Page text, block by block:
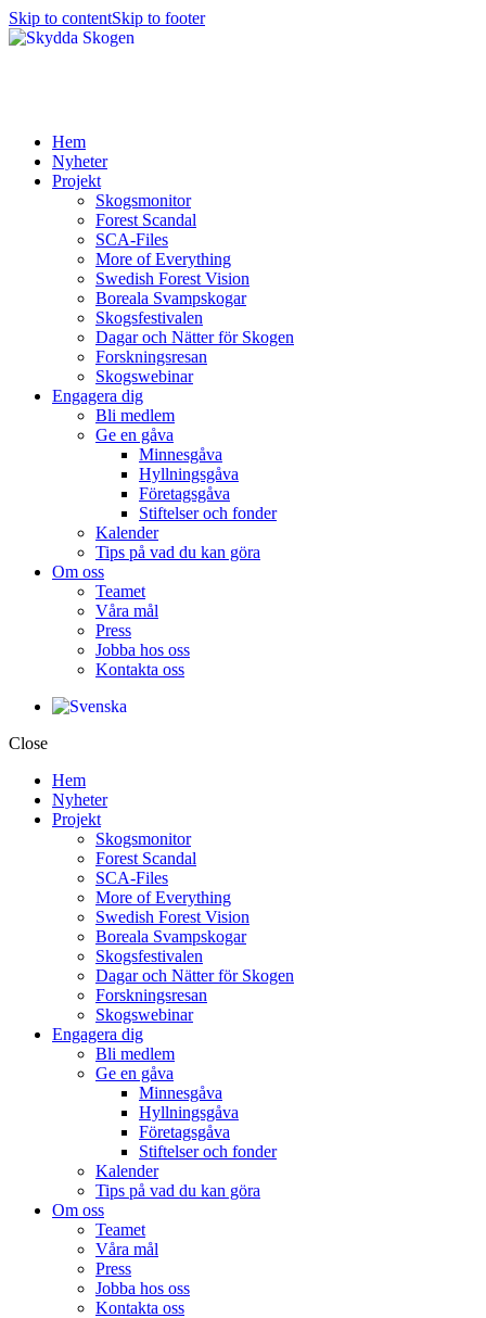
Skip to contentSkip to footer
Hem
Nyheter
Projekt
Skogsmonitor
Forest Scandal
SCA-Files
More of Everything
Swedish Forest Vision
Boreala Svampskogar
Skogsfestivalen
Dagar och Nätter för Skogen
Forskningsresan
Skogswebinar
Engagera dig
Bli medlem
Ge en gåva
Minnesgåva
Hyllningsgåva
Företagsgåva
Stiftelser och fonder
Kalender
Tips på vad du kan göra
Om oss
Teamet
Våra mål​
Press
Jobba hos oss
Kontakta oss
Close
Hem
Nyheter
Projekt
Skogsmonitor
Forest Scandal
SCA-Files
More of Everything
Swedish Forest Vision
Boreala Svampskogar
Skogsfestivalen
Dagar och Nätter för Skogen
Forskningsresan
Skogswebinar
Engagera dig
Bli medlem
Ge en gåva
Minnesgåva
Hyllningsgåva
Företagsgåva
Stiftelser och fonder
Kalender
Tips på vad du kan göra
Om oss
Teamet
Våra mål​
Press
Jobba hos oss
Kontakta oss